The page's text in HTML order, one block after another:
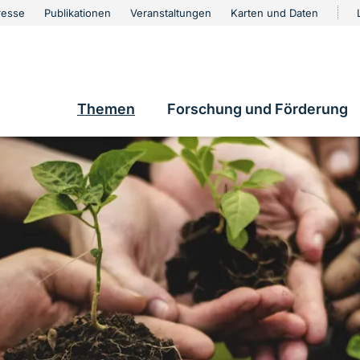
Publikationen Veranstaltungen Karten und Daten
Hauptnavigation
Themen Forschung und Förderung